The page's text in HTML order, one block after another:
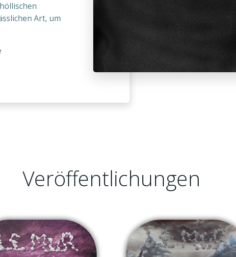
Art, um
Veröffentlichungen